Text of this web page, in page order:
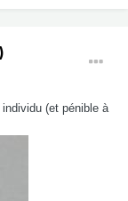
(et pénible à